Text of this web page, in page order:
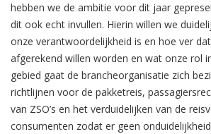
hebben we de ambitie voor dit jaar
dit ook echt invullen. Hierin willen we
onze verantwoordelijkheid is en hoe ver
afgerekend willen worden en wat onze rol
gebied gaat de brancheorganisatie zich
richtlijnen voor de pakketreis,
van ZSO’s en het verduidelijken van de
consumenten zodat er geen